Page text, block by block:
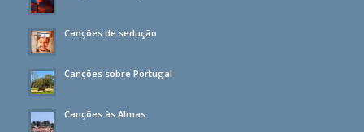
Canções de sedução
Canções sobre Portugal
Canções às Almas